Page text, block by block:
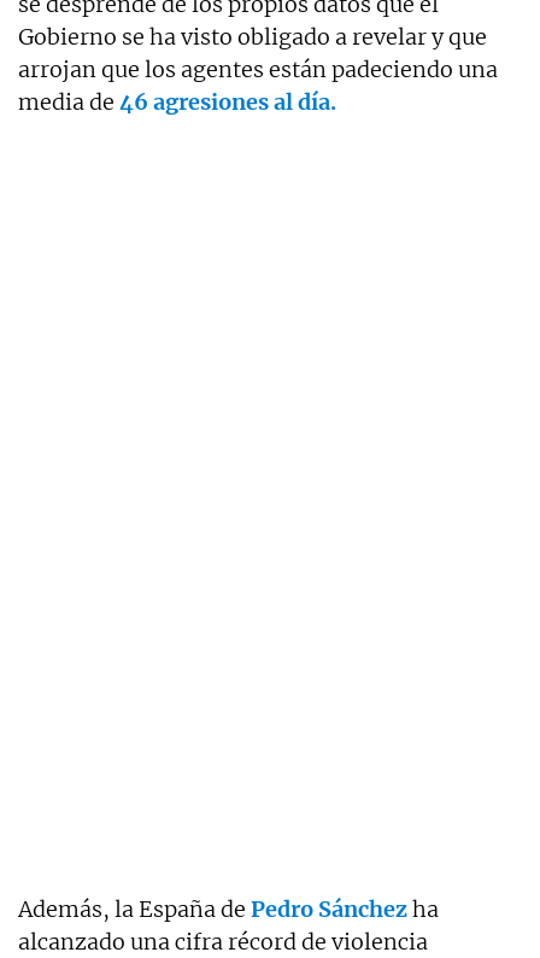
Gobierno se ha visto obligado a revelar y que
arrojan que los agentes están padeciendo una
media de 46 agresiones al día.
Además, la España de Pedro Sánchezha
alcanzado una cifra récord de violencia